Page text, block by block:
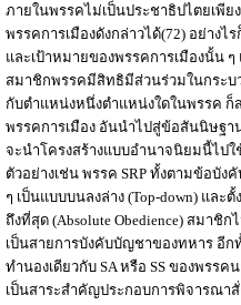
ภายในพรรคไม่เป็นประชาธิปไตยเพีย
พรรคการเมืองดังกล่าวได้(72) อย่าง
และเป้าหมายของพรรคการเมืองนั้น
สมาชิกพรรคมีสิทธิมีส่วนร่วมในกระ
กับตำแหน่งหนึ่งตำแหน่งใดในพรรค
พรรคการเมือง อันนำไปสู่ข้อสันนิษฐา
จะนำโครงสร้างแบบอำนาจนิยมนี้ไปใ
ตัวอย่างเช่น พรรค SRP ทั้งตามข้อบั
ๆ เป็นแบบบนลงล่าง (Top-down) แล
ถึงที่สุด (Absolute Obedience) สมา
เป็นสายการบังคับบัญชาของทหาร อีก
ทำนองเดียวกับ SA หรือ SS ของพรร
เป็นสาระสำคัญประกอบการพิจารณาสั่